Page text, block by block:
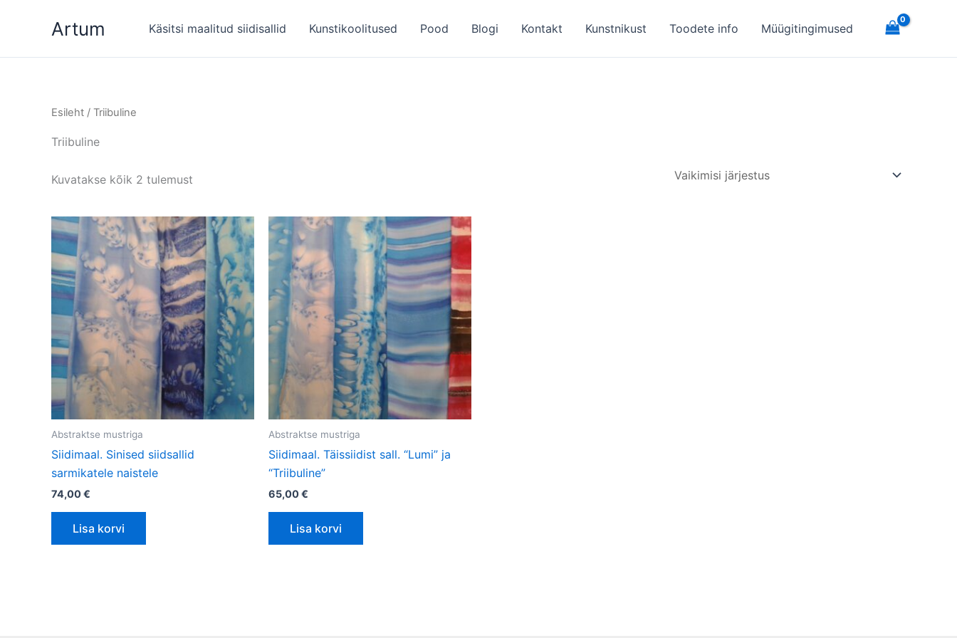
Artum Käsitsi maalitud siidisallid Kunstikoolitused Pood Blogi Kontakt Kunstnikust Toodete info Müügitingimused
Esileht / Triibuline
Triibuline
Kuvatakse kõik 2 tulemust
Abstraktse mustriga
Siidimaal. Sinised siidsallid
sarmikatele naistele
74,00€
Lisa korvi
Abstraktse mustriga
Siidimaal. Täissiidist sall. “Lumi” ja
“Triibuline”
65,00€
Lisa korvi